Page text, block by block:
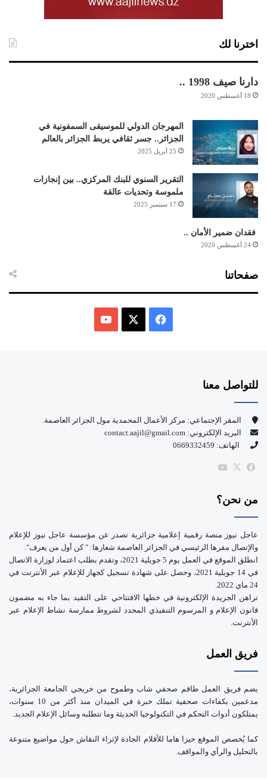
اخترنا لك
دارنا صيف 1998 ..
18 أغسطس 2020
المهرجان الدولي للموسيقى السمفونية في
الجزائر.. جسر ثقافي يربط الجزائر بالعالم
25 أبريل 2025
التقرير السنوي للبنك المركزي.. بين إنجازات
ملموسة وتحديات عالقة
17 سبتمبر 2025
فقدان ضمير الأمان ..
24 أغسطس 2020
صفحاتنا
و
ك
للتواصل معنا
المقر الإجتماعي: مركز الأعمال المحمدية مول الجزائر العاصمة.
البريد الإلكتروني: contact.aajil@gmail.com
الهاتف: 0669332459
فيسبوك
‫X
من نحن؟
عاجل نيوز منصة رقمية إعلامية جزائرية تصدر عن مؤسسة عاجل نيوز للإعلام
والإتصال مقرها الرئيسي في الجزائر العاصمة شعارها: " كن أول من يعرف".
انطلق الموقع في العمل يوم 5 جويلية 2021، وتقدم بطلب اعتماد لوزارة الاتصال
في 14 جويلية 2021، وحصل على شهادة تسجيل كجهاز للإعلام عبر الأنترنت في
24 ماي 2022.
تراهن الجريدة الإلكترونية في خطها الافتتاحي على التقيد بما جاء به مضمون
قانون الإعلام و المرسوم التنفيذي المحدد لشروط ممارسة نشاط الإعلام عبر
الأنترنت.
فريق العمل
يضم فريق العمل طاقم صحفي شاب وطموح من خريجي الجامعة الجزائرية،
مدعمين بكفاءات صحفية تملك خبرة في الميدان منذ أكثر من 10 سنوات،
يمتلكون أدوات التحكم في التكنولوجيا الحديثة وما تتطلبه وسائل الإعلام الجديد.
كما يُخصص الموقع حيزا هاما للأقلام الجادة لإثراء النقاش حول مواضيع متنوعة
بالتحليل والرأي والمواقف.